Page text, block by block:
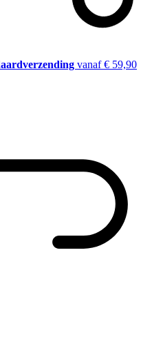
vanaf € 59,90